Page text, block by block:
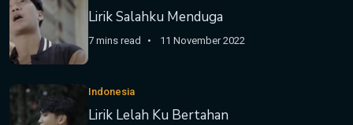
Lirik Salahku Menduga
7 mins read 11 November 2022
Indonesia
Lirik Lelah Ku Bertahan